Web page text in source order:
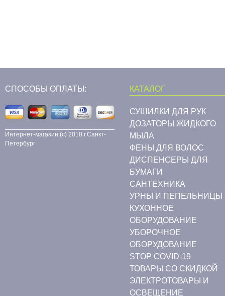
СПОСОБЫ ОПЛАТЫ:
Интернет-магазин (c) 2018 г.Санкт-
Петербург
КАТАЛОГ
СУШИЛКИ ДЛЯ РУК
ДОЗАТОРЫ ЖИДКОГО
МЫЛА
ФЕНЫ ДЛЯ ВОЛОС
ДИСПЕНСЕРЫ ДЛЯ
БУМАГИ
CАНТЕХНИКА
УРНЫ И ПЕПЕЛЬНИЦЫ
КУХОННОЕ
ОБОРУДОВАНИЕ
УБОРОЧНОЕ
ОБОРУДОВАНИЕ
STOP COVID-19
ТОВАРЫ СО СКИДКОЙ
ЭЛЕКТРОТОВАРЫ И
ОСВЕЩЕНИЕ